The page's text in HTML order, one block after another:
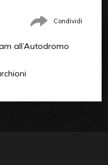
Condividi
all’Autodromo